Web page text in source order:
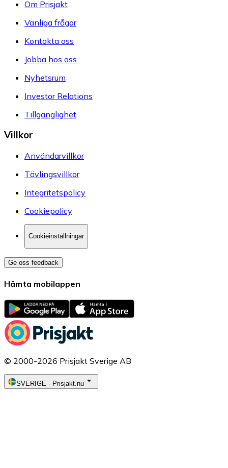
Om Prisjakt
Vanliga frågor
Kontakta oss
Jobba hos oss
Nyhetsrum
Investor Relations
Tillgänglighet
Villkor
Användarvillkor
Tävlingsvillkor
Integritetspolicy
Cookiepolicy
Cookieinställningar
Ge oss feedback
Hämta mobilappen
© 2000-2026 Prisjakt Sverige AB
SVERIGE - Prisjakt.nu